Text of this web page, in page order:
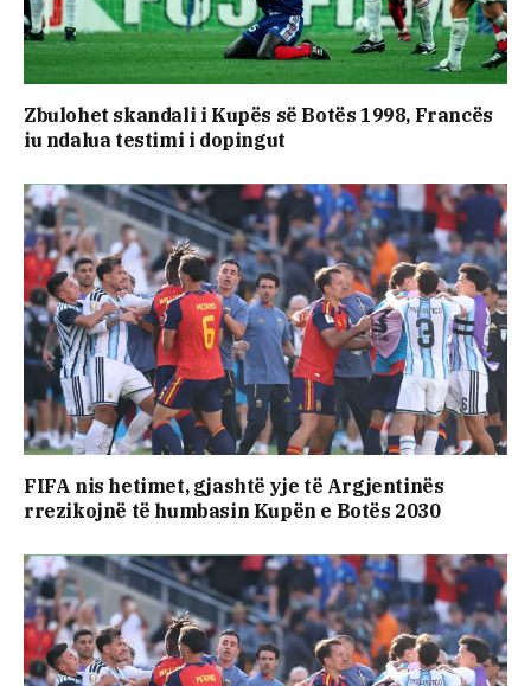
Zbulohet skandali i Kupës së Botës 1998, Francës
iu ndalua testimi i dopingut
FIFA nis hetimet, gjashtë yje të Argjentinës
rrezikojnë të humbasin Kupën e Botës 2030